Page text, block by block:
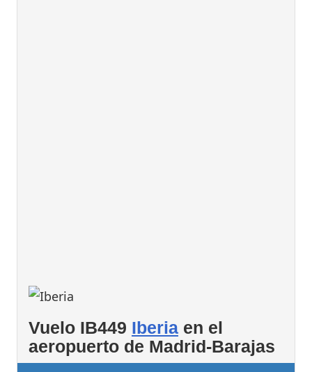
Vuelo IB449 Iberia en el
aeropuerto de Madrid-Barajas